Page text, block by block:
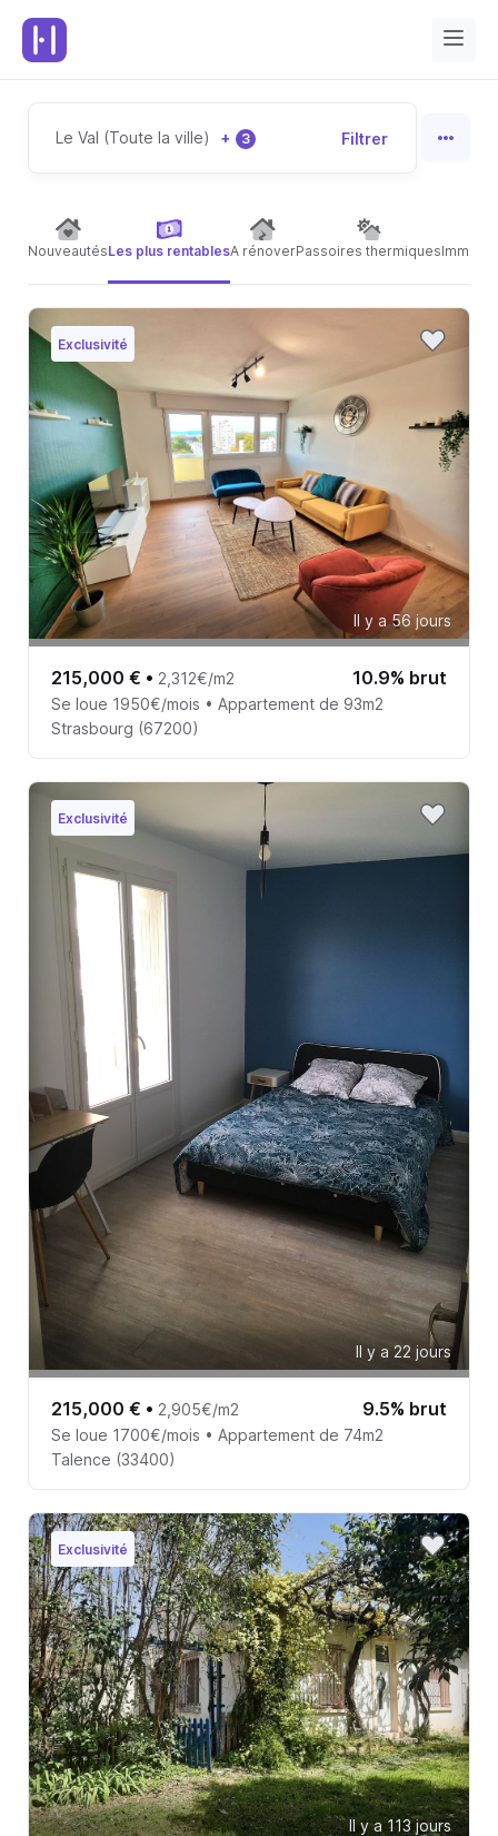
Le Val (Toute la ville) + 3 Filtrer
NouveautésLes plus rentablesA rénoverPassoires thermiques
Exclusivité
Il y a 56 jours
215,000 € • 2,312€/m2 10.9% brut
Se loue 1950€/mois • Appartement de 93m2
Strasbourg (67200)
Exclusivité
Il y a 22 jours
215,000 € • 2,905€/m2 9.5% brut
Se loue 1700€/mois • Appartement de 74m2
Talence (33400)
Exclusivité
Il y a 113 jours